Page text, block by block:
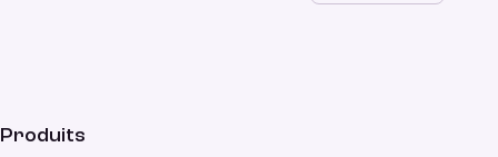
Produits